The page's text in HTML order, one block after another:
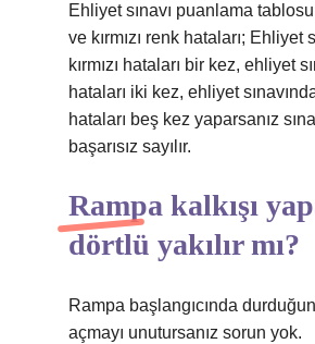
Ehliyet sınavı puanlama
ve kırmızı renk hataları; Ehliyet
kırmızı hataları bir kez, ehliyet
hataları iki kez, ehliyet
hataları beş kez yaparsanız
başarısız sayılır.
Rampa kalkışı
dörtlü yakılır mı?
Rampa başlangıcında
açmayı unutursanız sorun yok.